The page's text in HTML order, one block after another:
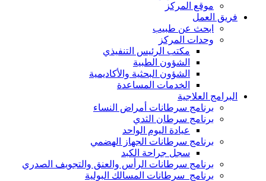
موقع المركز
فريق العمل
ابحث عن طبيب
وحدات المركز
مكتب الرئيس التنفيذي
الشؤون الطبية
الشؤون البحثية والأكاديمية
الخدمات المساعدة
البرامج العلاجية
برنامج سرطانات أمراض النساء
برنامج سرطان الثدي
عيادة اليوم الواحد
برنامج سرطانات الجهاز الهضمي
سجل جراحة الكبد
برنامج سرطانات الرأس والعنق والتجويف الصدري
برنامج سرطانات المسالك البولية